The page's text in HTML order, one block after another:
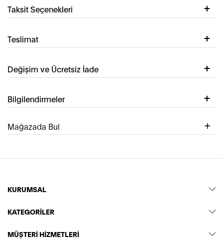
Taksit Seçenekleri
Teslimat
Değişim ve Ücretsiz İade
Bilgilendirmeler
Mağazada Bul
KURUMSAL
KATEGORİLER
MÜŞTERİ HİZMETLERİ